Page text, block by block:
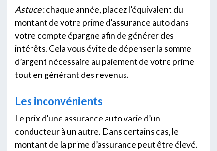
Astuce: chaque année, placez l’équivalent du
montant de votre prime d’assurance auto dans
votre compte épargne afin de générer des
intérêts. Cela vous évite de dépenser la somme
d’argent nécessaire au paiement de votre prime
tout en générant des revenus.
Les inconvénients
Le prix d’une assurance auto varie d’un
conducteur à un autre. Dans certains cas, le
montant de la prime d’assurance peut être élevé.